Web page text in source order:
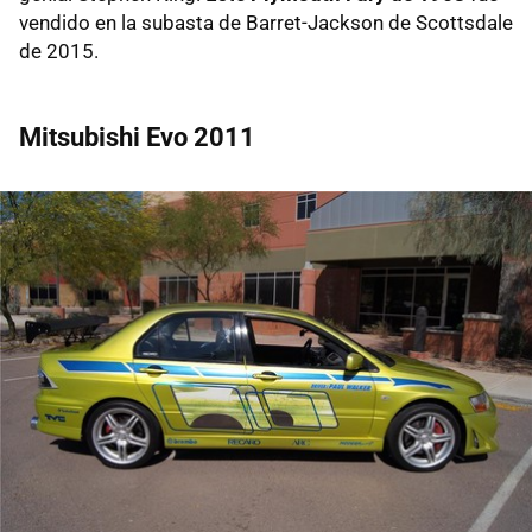
vendido en la subasta de Barret-Jackson de Scottsdale
de 2015.
Mitsubishi Evo 2011